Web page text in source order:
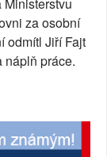
za osobní
odmítl Jiří Fajt
náplň práce.